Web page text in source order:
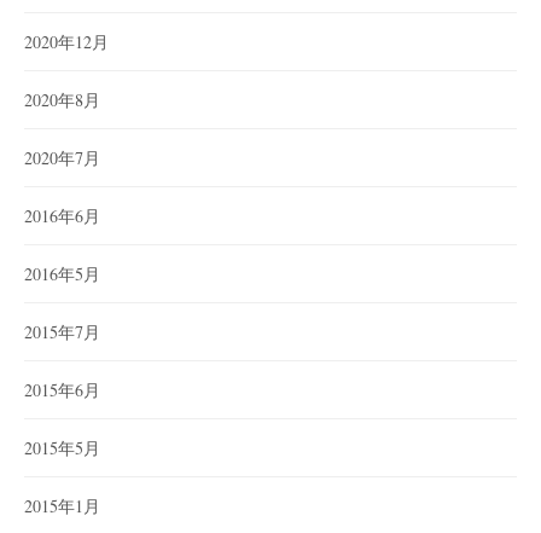
2020年12月
2020年8月
2020年7月
2016年6月
2016年5月
2015年7月
2015年6月
2015年5月
2015年1月